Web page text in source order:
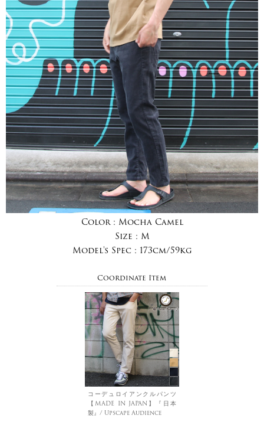
Color : Mocha Camel
Size : M
Model's Spec : 173cm/59kg
Coordinate Item
コーデュロイアンクルパンツ
【MADE IN JAPAN】『日本
製』/ Upscape Audience